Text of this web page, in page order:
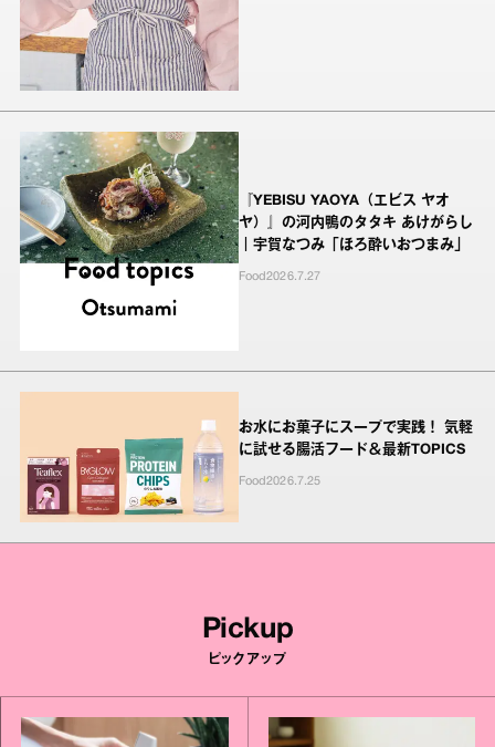
『YEBISU YAOYA（エビス ヤオ
ヤ）』の河内鴨のタタキ あけがらし
｜宇賀なつみ「ほろ酔いおつまみ」
Food2026.7.27
お水にお菓子にスープで実践！ 気軽
に試せる腸活フード＆最新TOPICS
Food2026.7.25
Pickup
ピックアップ